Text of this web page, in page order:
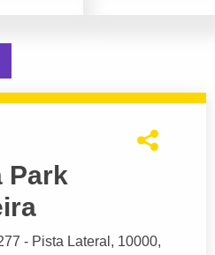
Park
- Pista Lateral , 10000,